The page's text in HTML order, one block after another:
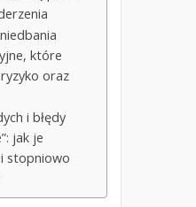
które
oraz
i błędy
jak je
stopniowo